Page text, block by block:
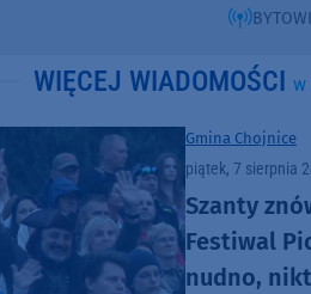
WIĘCEJ WIADOMOŚCI w
Gmina Chojnice
piątek, 7 sierpnia
Szanty
Festiwal
nudno, nikt